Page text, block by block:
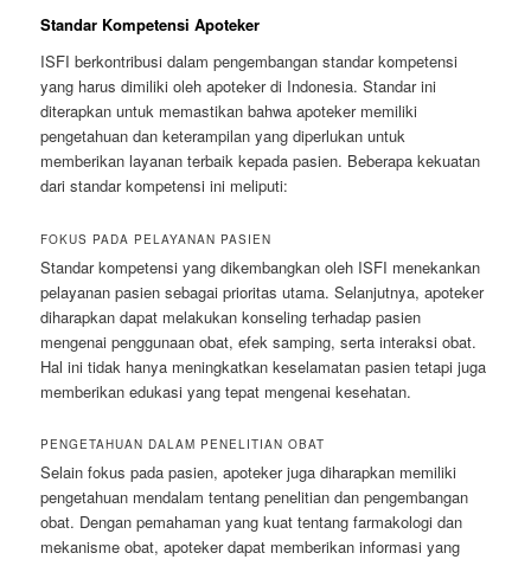
Standar Kompetensi Apoteker
ISFI berkontribusi dalam pengembangan standar kompetensi
yang harus dimiliki oleh apoteker di Indonesia. Standar ini
diterapkan untuk memastikan bahwa apoteker memiliki
pengetahuan dan keterampilan yang diperlukan untuk
memberikan layanan terbaik kepada pasien. Beberapa kekuatan
dari standar kompetensi ini meliputi:
FOKUS PADA PELAYANAN PASIEN
Standar kompetensi yang dikembangkan oleh ISFI menekankan
pelayanan pasien sebagai prioritas utama. Selanjutnya, apoteker
diharapkan dapat melakukan konseling terhadap pasien
mengenai penggunaan obat, efek samping, serta interaksi obat.
Hal ini tidak hanya meningkatkan keselamatan pasien tetapi juga
memberikan edukasi yang tepat mengenai kesehatan.
PENGETAHUAN DALAM PENELITIAN OBAT
Selain fokus pada pasien, apoteker juga diharapkan memiliki
pengetahuan mendalam tentang penelitian dan pengembangan
obat. Dengan pemahaman yang kuat tentang farmakologi dan
mekanisme obat, apoteker dapat memberikan informasi yang